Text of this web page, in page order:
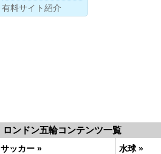
有料サイト紹介
ロンドン五輪コンテンツ一覧
サッカー » 水球 »